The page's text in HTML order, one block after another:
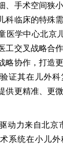
、手术空间狭
科临床的特殊
医学中心北京
工交叉战略合
略协作，打造
证其在儿外
供更精准、更
动力来自北
系统在小儿